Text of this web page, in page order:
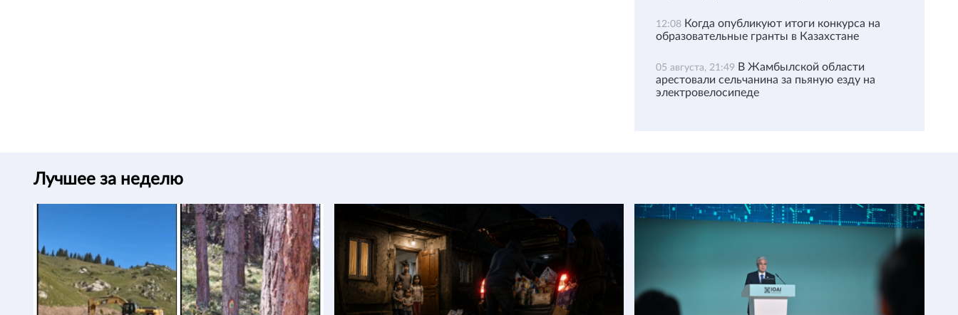
12:08 Когда опубликуют итоги конкурса на
образовательные гранты в Казахстане
05 августа, 21:49 В Жамбылской области
арестовали сельчанина за пьяную езду на
электровелосипеде
Лучшее за неделю